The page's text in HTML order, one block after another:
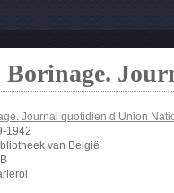
Journal quotidien d’Union
1942
van België